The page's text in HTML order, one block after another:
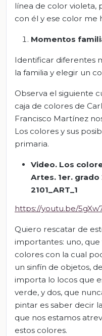
línea de color violeta,
con él y ese color me
Momentos
Identificar diferentes
la familia y elegir un
Observa el siguiente
caja de colores de
Francisco Martínez
Los colores y sus
primaria.
Video. Los
Artes. 1er. grado
2101_ART_1
https://youtu.be/
Quiero rescatar de
importantes: uno,
colores con la cual
un sinfín de objetos,
importa lo locos que
verde, y dos, que
pintar es saber decir
que nos estamos
estos colores.